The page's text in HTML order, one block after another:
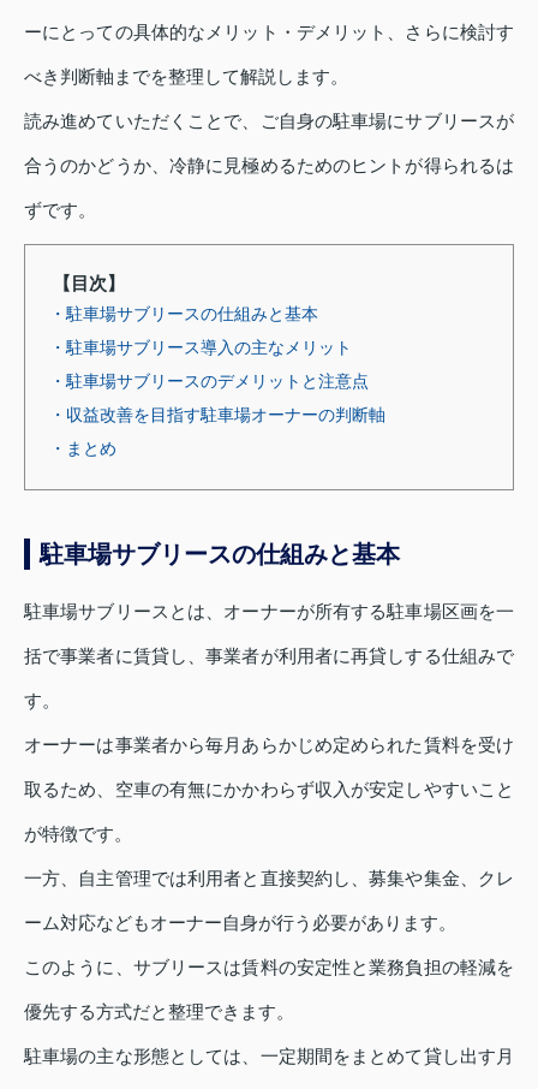
ーにとっての具体的なメリット・デメリット、さらに検討す
べき判断軸までを整理して解説します。
読み進めていただくことで、ご自身の駐車場にサブリースが
合うのかどうか、冷静に見極めるためのヒントが得られるは
ずです。
【目次】
・駐車場サブリースの仕組みと基本
・駐車場サブリース導入の主なメリット
・駐車場サブリースのデメリットと注意点
・収益改善を目指す駐車場オーナーの判断軸
・まとめ
駐車場サブリースの仕組みと基本
駐車場サブリースとは、オーナーが所有する駐車場区画を一
括で事業者に賃貸し、事業者が利用者に再貸しする仕組みで
す。
オーナーは事業者から毎月あらかじめ定められた賃料を受け
取るため、空車の有無にかかわらず収入が安定しやすいこと
が特徴です。
一方、自主管理では利用者と直接契約し、募集や集金、クレ
ーム対応などもオーナー自身が行う必要があります。
このように、サブリースは賃料の安定性と業務負担の軽減を
優先する方式だと整理できます。
駐車場の主な形態としては、一定期間をまとめて貸し出す月